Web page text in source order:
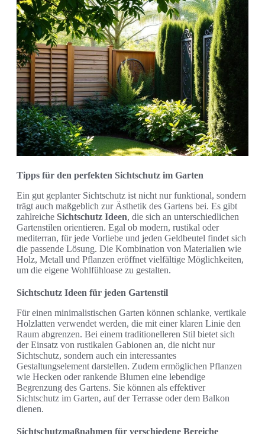
Tipps für den perfekten Sichtschutz im Garten
Ein gut geplanter Sichtschutz ist nicht nur funktional, sondern
trägt auch maßgeblich zur Ästhetik des Gartens bei. Es gibt
zahlreiche Sichtschutz Ideen, die sich an unterschiedlichen
Gartenstilen orientieren. Egal ob modern, rustikal oder
mediterran, für jede Vorliebe und jeden Geldbeutel findet sich
die passende Lösung. Die Kombination von Materialien wie
Holz, Metall und Pflanzen eröffnet vielfältige Möglichkeiten,
um die eigene Wohlfühloase zu gestalten.
Sichtschutz Ideen für jeden Gartenstil
Für einen minimalistischen Garten können schlanke, vertikale
Holzlatten verwendet werden, die mit einer klaren Linie den
Raum abgrenzen. Bei einem traditionelleren Stil bietet sich
der Einsatz von rustikalen Gabionen an, die nicht nur
Sichtschutz, sondern auch ein interessantes
Gestaltungselement darstellen. Zudem ermöglichen Pflanzen
wie Hecken oder rankende Blumen eine lebendige
Begrenzung des Gartens. Sie können als effektiver
Sichtschutz im Garten, auf der Terrasse oder dem Balkon
dienen.
Sichtschutzmaßnahmen für verschiedene Bereiche